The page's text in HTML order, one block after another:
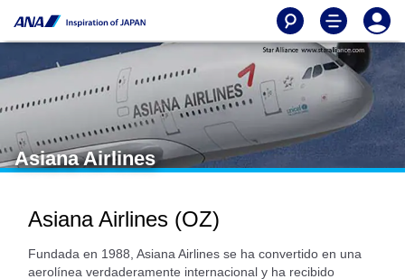
Asiana Airlines
Asiana Airlines (OZ)
Fundada en 1988, Asiana Airlines se ha convertido en una
aerolínea verdaderamente internacional y ha recibido